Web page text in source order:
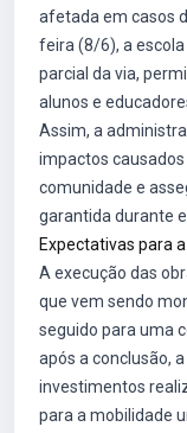
afetada em casos
feira (8/6), a
parcial da via,
alunos e
Assim, a
impactos
comunidade e
garantida durante
Expectativas para
A execução das
que vem sendo
seguido para uma
após a conclusão,
investimentos
para a mobilidade